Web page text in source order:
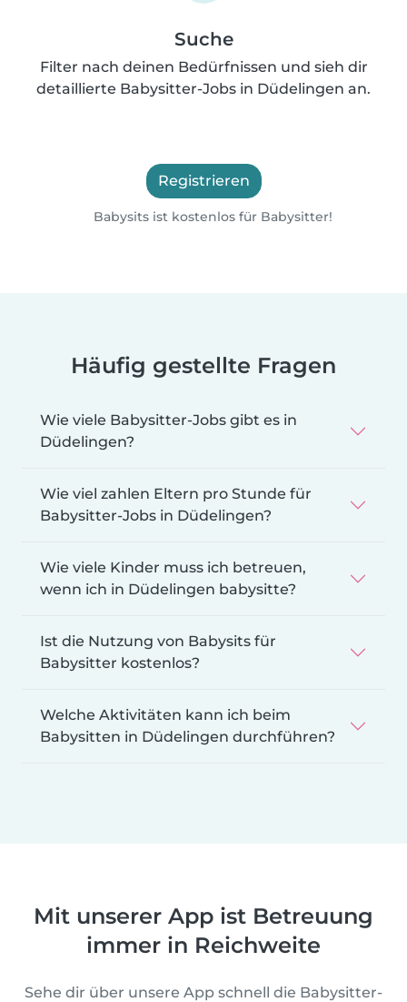
Suche
Filter nach deinen Bedürfnissen und sieh dir
detaillierte Babysitter-Jobs in Düdelingen an.
Registrieren
Babysits ist kostenlos für Babysitter!
Häufig gestellte Fragen
Wie viele Babysitter-Jobs gibt es in
Düdelingen?
Wie viel zahlen Eltern pro Stunde für
Babysitter-Jobs in Düdelingen?
Wie viele Kinder muss ich betreuen,
wenn ich in Düdelingen babysitte?
Ist die Nutzung von Babysits für
Babysitter kostenlos?
Welche Aktivitäten kann ich beim
Babysitten in Düdelingen durchführen?
Mit unserer App ist Betreuung
immer in Reichweite
Sehe dir über unsere App schnell die Babysitter-